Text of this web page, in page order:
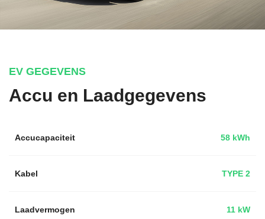
EV GEGEVENS
Accu en Laadgegevens
Accucapaciteit 58 kWh
Kabel TYPE 2
Laadvermogen 11 kW